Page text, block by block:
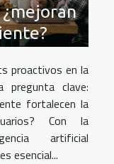
proactivos en la
pregunta clave:
fortalecen la
Con la
artificial
esencial...